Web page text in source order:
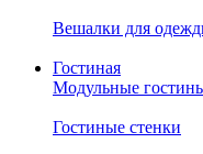
Вешалки для
Гостиная
Модульные
Гостиные стенки